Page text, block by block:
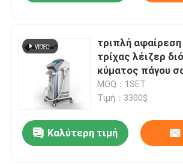
τριπλή
τρίχας λέιζερ
κύματος πάγου
400ms
MOQ：1SET
Τιμή：3300$
Καλύτερη τιμή